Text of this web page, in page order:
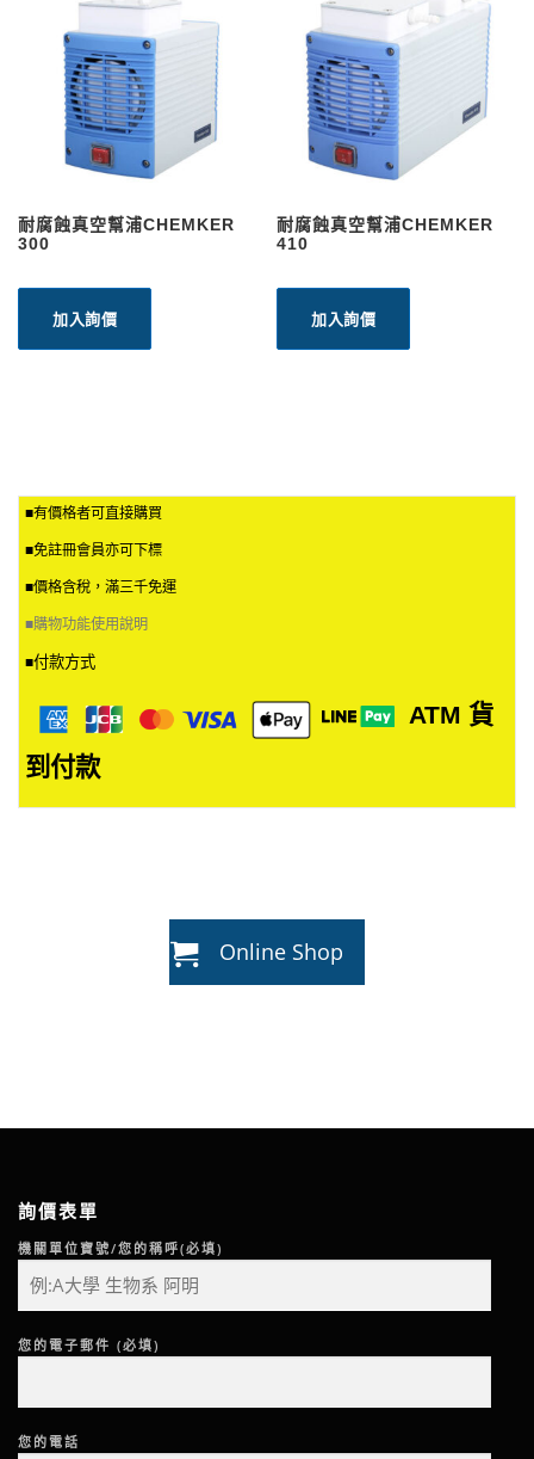
耐腐蝕真空幫浦CHEMKER
300
加入詢價
耐腐蝕真空幫浦CHEMKER
410
加入詢價
■有價格者可直接購買
■免註冊會員亦可下標
■價格含稅，滿三千免運
■購物功能使用說明
■付款方式
ATM 貨
到付款
Online Shop
詢價表單
機關單位寶號/您的稱呼(必填)
您的電子郵件 (必填)
您的電話